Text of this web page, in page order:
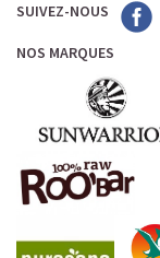
SUIVEZ-NOUS
NOS MARQUES